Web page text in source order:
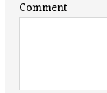
Comment